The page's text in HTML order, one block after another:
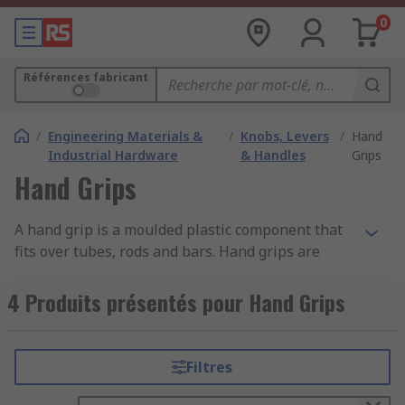
0
Références fabricant
/ Engineering Materials &
Industrial Hardware
/ Knobs, Levers
& Handles
/ Hand
Grips
Hand Grips
A hand grip is a moulded plastic component that
fits over tubes, rods and bars. Hand grips are
adhesives. Grips simply stretch over the end of
the tube rod or bar to provide the user with
for better dexterity, they fit snugly in the hand
and increase grip strength.
4 Produits présentés pour Hand Grips
Filtres